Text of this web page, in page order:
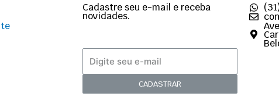
Cadastre seu e-mail e receba
novidades.
CADASTRAR